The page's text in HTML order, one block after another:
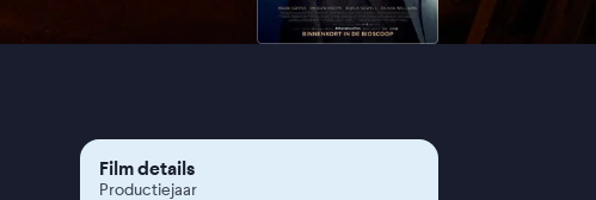
Film details
Productiejaar